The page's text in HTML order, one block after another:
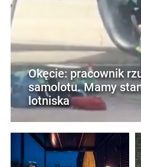
Okęcie: pracownik
samolotu. Mamy
lotniska